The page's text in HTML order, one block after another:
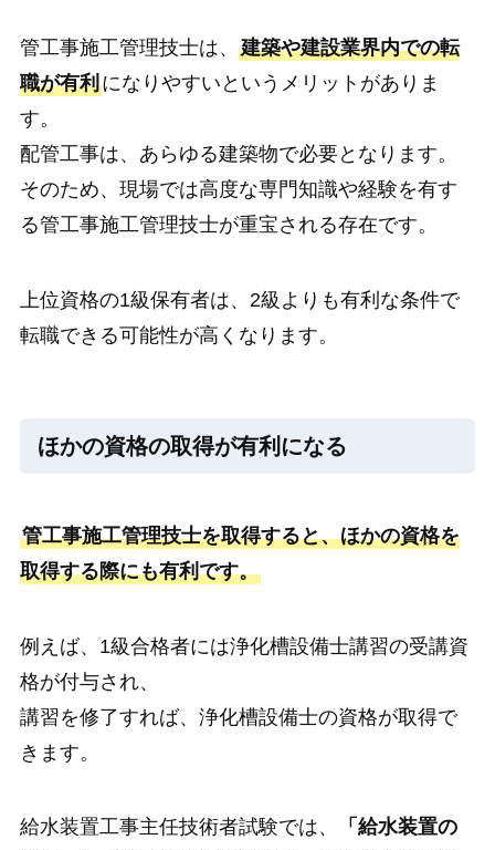
管工事施工管理技士は、 建築や建設業界内での転
職が有利になりやすいというメリットがありま
す。
配管工事は、あらゆる建築物で必要となります。
そのため、現場では高度な専門知識や経験を有す
る管工事施工管理技士が重宝される存在です。
上位資格の1級保有者は、2級よりも有利な条件で
転職できる可能性が高くなります。
ほかの資格の取得が有利になる
管工事施工管理技士を取得すると、ほかの資格を
取得する際にも有利です。
例えば、1級合格者には浄化槽設備士講習の受講資
格が付与され、
講習を修了すれば、浄化槽設備士の資格が取得で
きます。
給水装置工事主任技術者試験では、
「給水装置の